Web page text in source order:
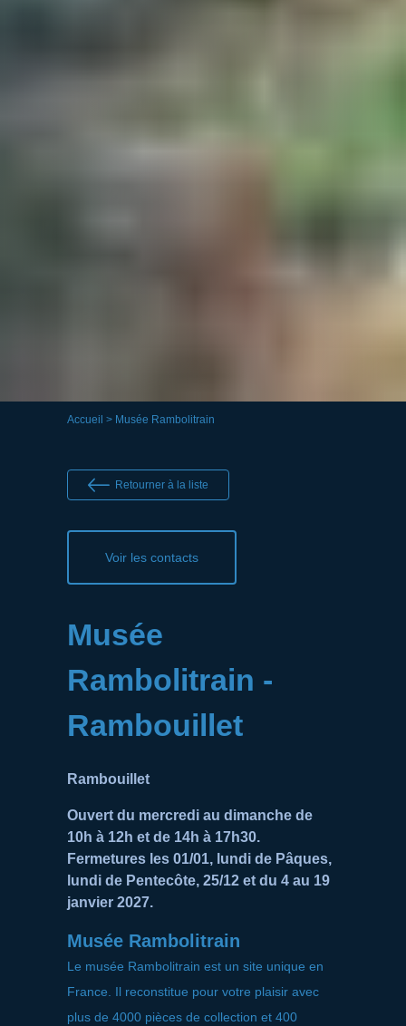
Accueil > Musée Rambolitrain
Retourner à la liste
Voir les contacts
Musée
Rambolitrain -
Rambouillet
Rambouillet
Ouvert du mercredi au dimanche de
10h à 12h et de 14h à 17h30.
Fermetures les 01/01, lundi de Pâques,
lundi de Pentecôte, 25/12 et du 4 au 19
janvier 2027.
Musée Rambolitrain
Le musée Rambolitrain est un site unique en
France. Il reconstitue pour votre plaisir avec
plus de 4000 pièces de collection et 400